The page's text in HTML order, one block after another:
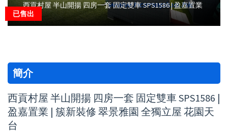
已售出
西貢村屋 半山開揚 四房一套 固定雙車 SPS1586 | 盈嘉置業
簡介
西貢村屋 半山開揚 四房一套 固定雙車 SPS1586 |
盈嘉置業 | 簇新裝修 翠景雅園 全獨立屋 花園天
台